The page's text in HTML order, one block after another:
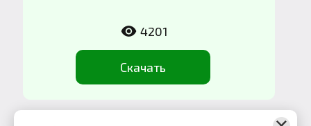
Скачать
4201